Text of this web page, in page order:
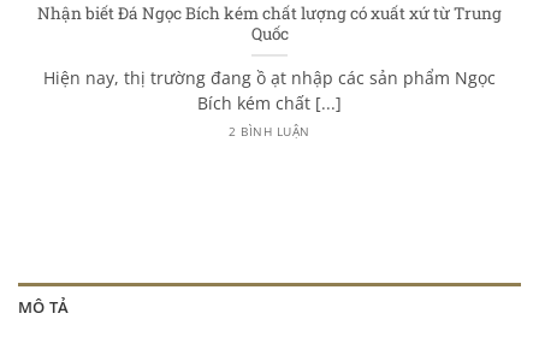
Nhận biết Đá Ngọc Bích kém chất lượng có xuất xứ từ Trung
Quốc
Hiện nay, thị trường đang ồ ạt nhập các sản phẩm Ngọc
Bích kém chất [...]
2 BÌNH LUẬN
MÔ TẢ